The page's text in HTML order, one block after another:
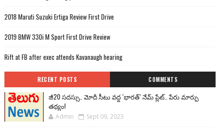
2018 Maruti Suzuki Ertiga Review First Drive
2019 BMW 330i M Sport First Drive Review
Rift at FB after exec attends Kavanaugh hearing
RECENT POSTS COMMENTS
జీ20 సదస్సు.. మోదీ సీటు వద్ద ‘భారత్’ నేమ్ ప్లేట్‌.. పేరు మార్పు
తథ్యం!
Admin Sept 09, 2023